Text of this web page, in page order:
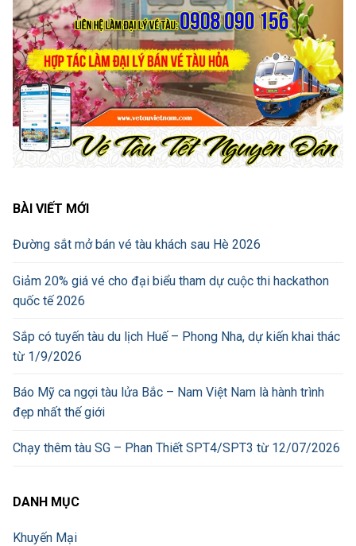
BÀI VIẾT MỚI
Đường sắt mở bán vé tàu khách sau Hè 2026
Giảm 20% giá vé cho đại biểu tham dự cuộc thi hackathon
quốc tế 2026
Sắp có tuyến tàu du lịch Huế – Phong Nha, dự kiến khai thác
từ 1/9/2026
Báo Mỹ ca ngợi tàu lửa Bắc – Nam Việt Nam là hành trình
đẹp nhất thế giới
Chạy thêm tàu SG – Phan Thiết SPT4/SPT3 từ 12/07/2026
DANH MỤC
Khuyến Mại